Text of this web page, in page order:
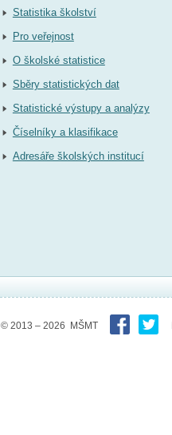
Statistika školství
Pro veřejnost
O školské statistice
Sběry statistických dat
Statistické výstupy a analýzy
Číselníky a klasifikace
Adresáře školských institucí
© 2013 – 2026 MŠMT